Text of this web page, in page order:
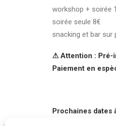
workshop + soirée
soirée seule 8€
snacking et bar sur
⚠ Attention : Pré-
Paiement en
Prochaines dates